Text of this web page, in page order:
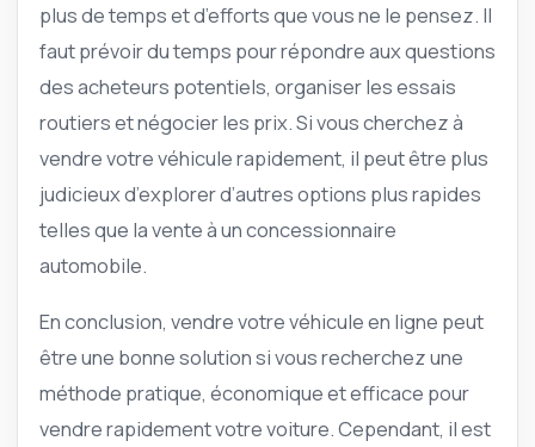
plus de temps et d’efforts que vous ne le pensez. Il
faut prévoir du temps pour répondre aux questions
des acheteurs potentiels, organiser les essais
routiers et négocier les prix. Si vous cherchez à
vendre votre véhicule rapidement, il peut être plus
judicieux d’explorer d’autres options plus rapides
telles que la vente à un concessionnaire
automobile.
En conclusion, vendre votre véhicule en ligne peut
être une bonne solution si vous recherchez une
méthode pratique, économique et efficace pour
vendre rapidement votre voiture. Cependant, il est